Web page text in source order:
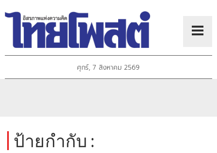
ศุกร์, 7 สิงหาคม 2569
ป้ายกำกับ :